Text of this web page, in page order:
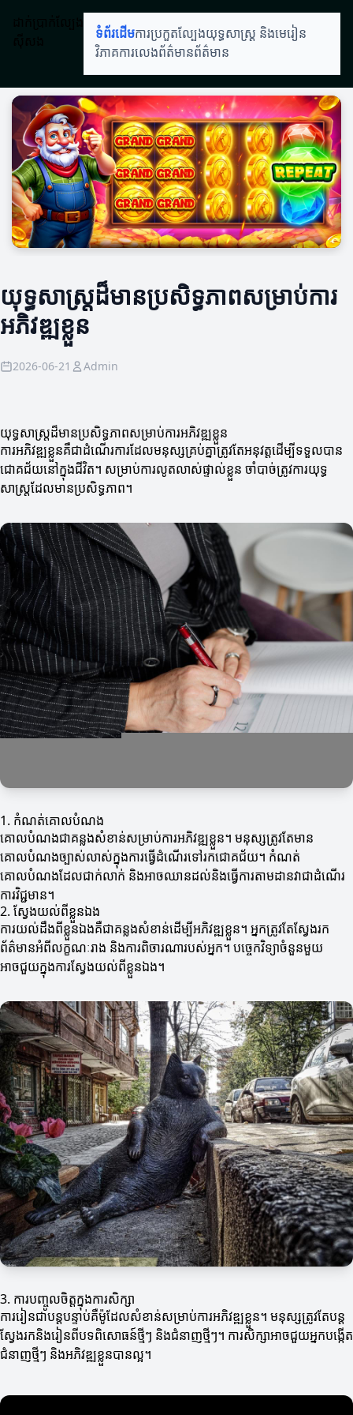
ទំព័រដើមការប្រកួតល្បែងយុទ្ធសាស្ត្រ និងមេរៀន
វិភាគការលេងព័ត៌មានព័ត៌មាន
យុទ្ធសាស្ត្រដ៏មានប្រសិទ្ធភាពសម្រាប់ការ
អភិវឌ្ឍខ្លួន
2026-06-21 Admin
យុទ្ធសាស្ត្រដ៏មានប្រសិទ្ធភាពសម្រាប់ការអភិវឌ្ឍខ្លួន
ការអភិវឌ្ឍខ្លួនគឺជាដំណើរការដែលមនុស្សគ្រប់គ្នាត្រូវតែអនុវត្តដើម្បីទទួលបាន
ជោគជ័យនៅក្នុងជីវិត។ សម្រាប់ការលូតលាស់ផ្ទាល់ខ្លួន ចាំបាច់ត្រូវការយុទ្ធ
សាស្ត្រដែលមានប្រសិទ្ធភាព។
1. កំណត់គោលបំណង
គោលបំណងជាគន្លងសំខាន់សម្រាប់ការអភិវឌ្ឍខ្លួន។ មនុស្សត្រូវតែមាន
គោលបំណងច្បាស់លាស់ក្នុងការធ្វើដំណើរទៅរកជោគជ័យ។ កំណត់
គោលបំណងដែលជាក់លាក់ និងអាចឈានដល់និងធ្វើការតាមដានវាជាដំណើរ
ការវិជ្ជមាន។
2. ស្វែងយល់ពីខ្លួនឯង
ការយល់ដឹងពីខ្លួនឯងគឺជាគន្លងសំខាន់ដើម្បីអភិវឌ្ឍខ្លួន។ អ្នកត្រូវតែស្វែងរក
ព័ត៌មានអំពីលក្ខណៈរាង និងការពិចារណារបស់អ្នក។ បច្ចេកវិទ្យាចំនួនមួយ
អាចជួយក្នុងការស្វែងយល់ពីខ្លួនឯង។
3. ការបញ្ចូលចិត្តក្នុងការសិក្សា
ការរៀនជាបន្តបន្ទាប់គឺម៉ូដែលសំខាន់សម្រាប់ការអភិវឌ្ឍខ្លួន។ មនុស្សត្រូវតែបន្ត
ស្វែងរកនិងរៀនពីបទពិសោធន៍ថ្មីៗ និងជំនាញថ្មីៗ។ ការសិក្សាអាចជួយអ្នកបង្កើត
ជំនាញថ្មីៗ និងអភិវឌ្ឍខ្លួនបានល្អ។